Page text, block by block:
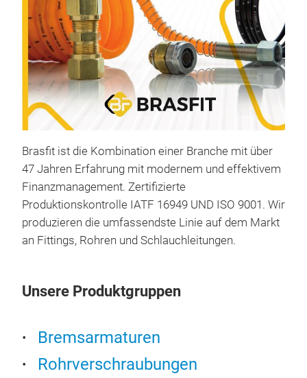
Brasfit ist die Kombination einer Branche mit über
47 Jahren Erfahrung mit modernem und effektivem
Finanzmanagement. Zertifizierte
Produktionskontrolle IATF 16949 UND ISO 9001. Wir
produzieren die umfassendste Linie auf dem Markt
an Fittings, Rohren und Schlauchleitungen.
Unsere Produktgruppen
Bremsarmaturen
Rohrverschraubungen